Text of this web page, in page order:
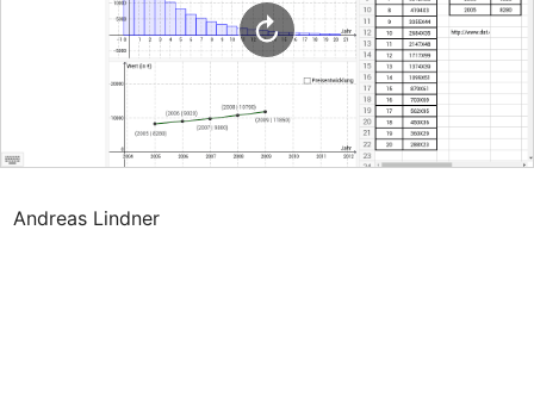
Andreas Lindner